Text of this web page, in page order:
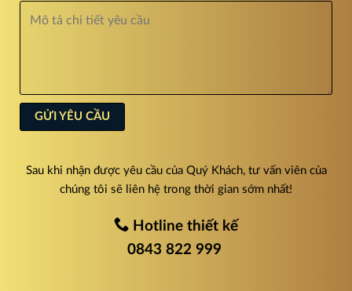
Sau khi nhận được yêu cầu của Quý Khách, tư vấn viên của
chúng tôi sẽ liên hệ trong thời gian sớm nhất!
Hotline thiết kế
0843 822 999